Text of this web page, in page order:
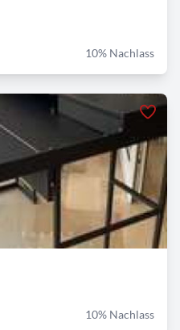
10% Nachlass
10% Nachlass